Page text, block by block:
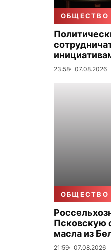
ОБЩЕСТВО
23:58 07.08.2026
ОБЩЕСТВО
Псковскую
масла из
21:59 07.08.2026